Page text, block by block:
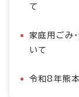
て
家庭用ごみ
いて
令和8年熊